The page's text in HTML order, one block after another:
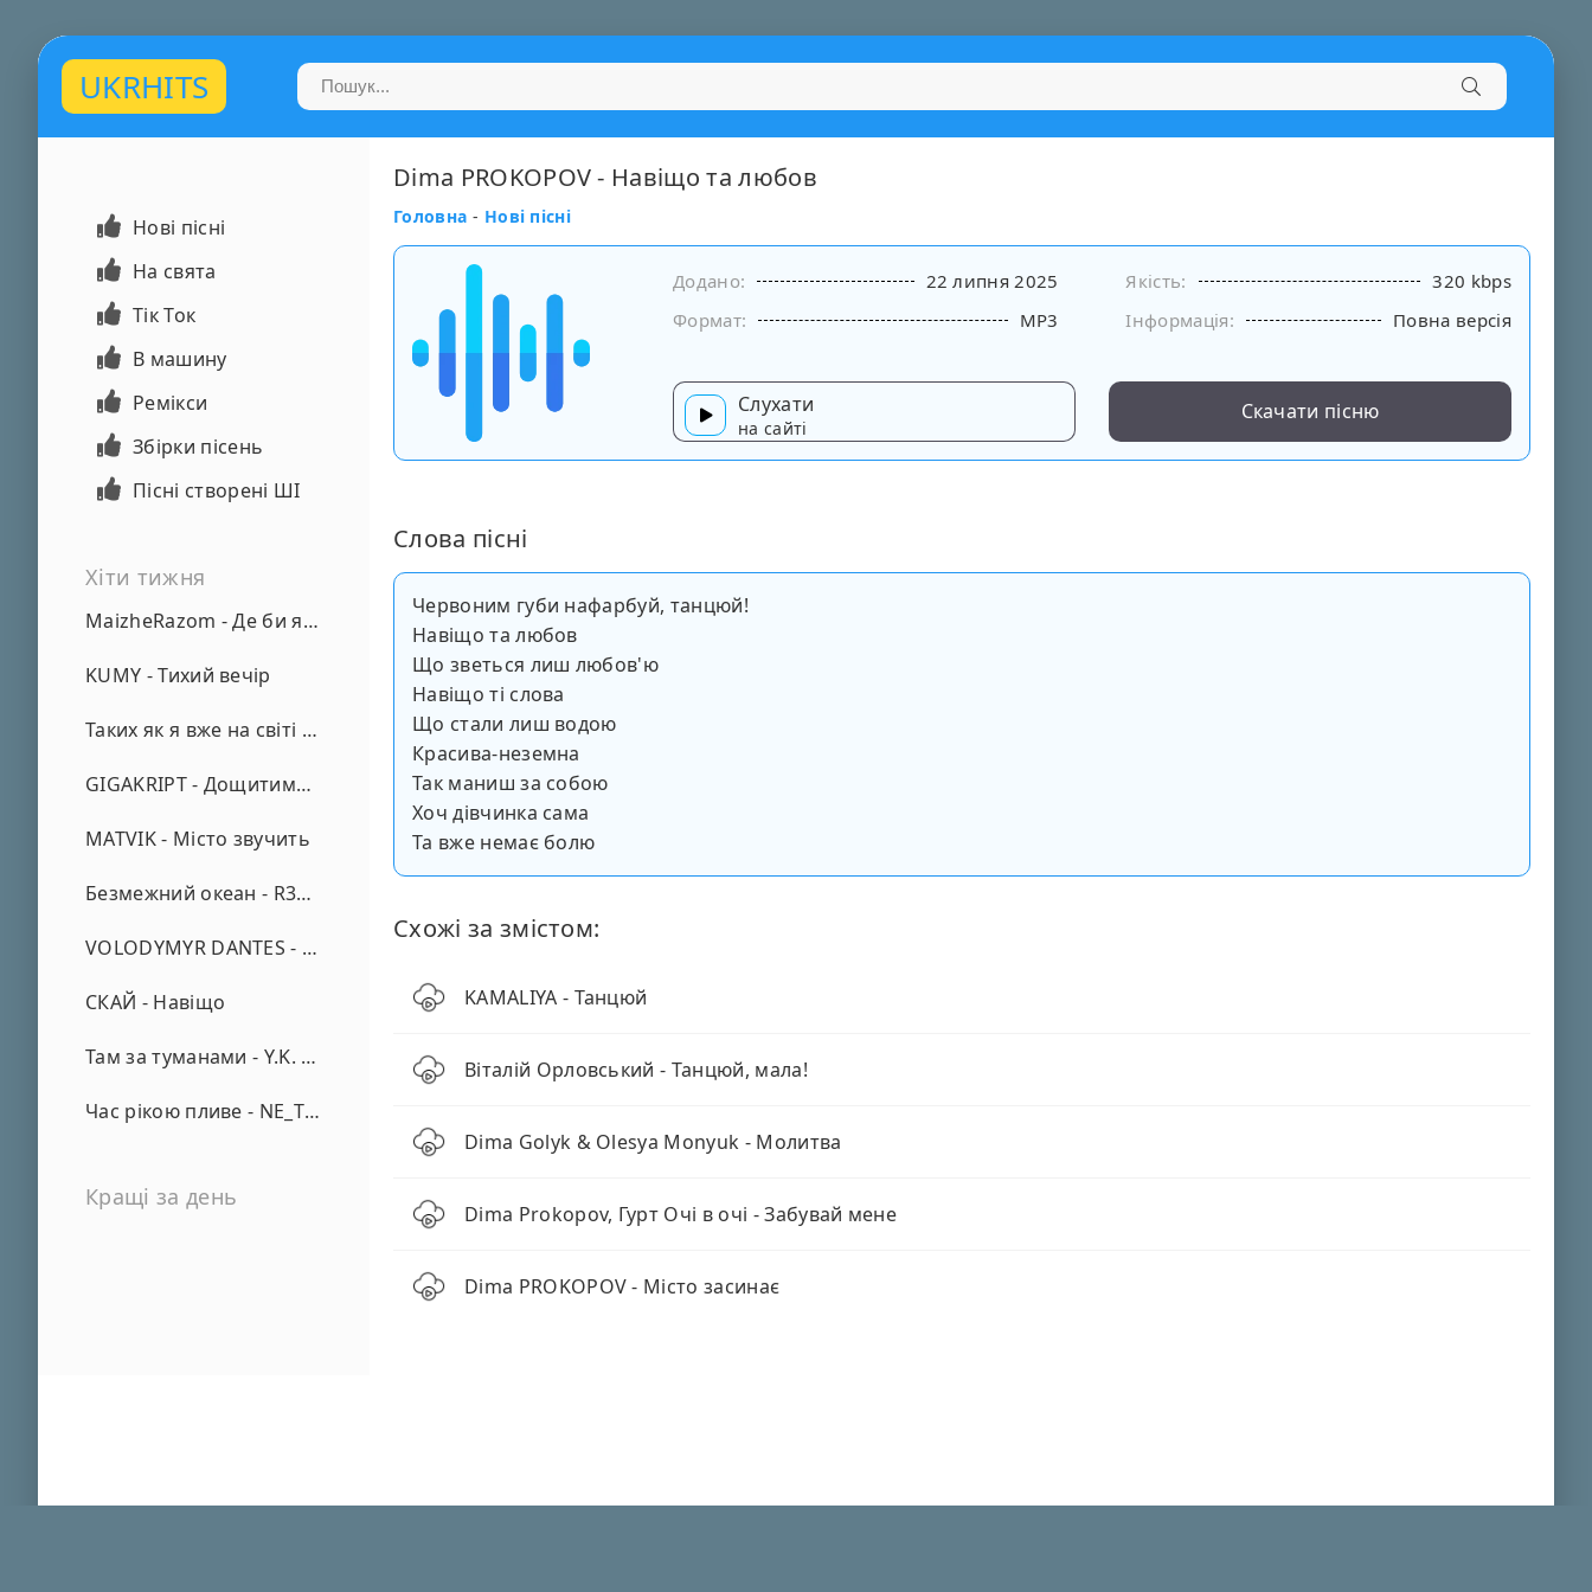
UKRHITS
Нові пісні
На свята
Тік Ток
В машину
Ремікси
Збірки пісень
Пісні створені ШІ
Хіти тижня
MaizheRazom - Де би я не був
KUMY - Тихий вечір
Таких як я вже на світі нема - А. Малярник
GIGAKRIPT - Дощитиме зима
MATVIK - Місто звучить
Безмежний океан - R3phase
VOLODYMYR DANTES - Просто кохаю (REMIX)
СКАЙ - Навіщо
Там за туманами - Y.K. Music
Час рікою пливе - NE_TVOYA_MRIYA
Кращі за день
Dima PROKOPOV - Навіщо та любов
Головна - Нові пісні
Додано: 22 липня 2025 Якість:
320 kbps
Формат:
MP3 Інформація: Повна версія
Слухати
на сайті
Скачати пісню
Слова пісні
Червоним губи нафарбуй, танцюй!
Навіщо та любов
Що зветься лиш любов'ю
Навіщо ті слова
Що стали лиш водою
Красива-неземна
Так маниш за собою
Хоч дівчинка сама
Та вже немає болю
Схожі за змістом:
KAMALIYA - Танцюй
Віталій Орловський - Танцюй, мала!
Dima Golyk & Olesya Monyuk - Молитва
Dima Prokopov, Гурт Очі в очі - Забувай мене
Dima PROKOPOV - Місто засинає